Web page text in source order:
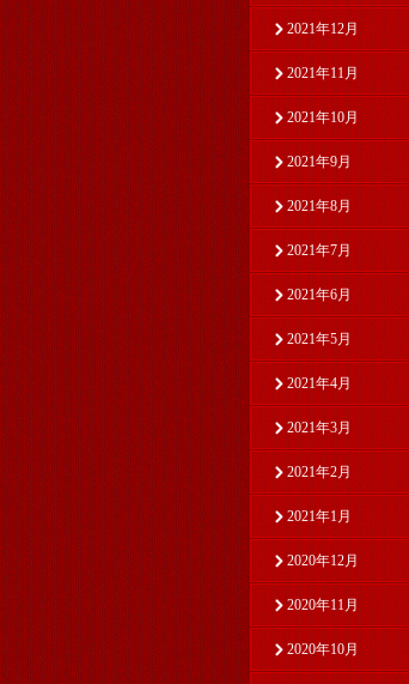
2021年12月
2021年11月
2021年10月
2021年9月
2021年8月
2021年7月
2021年6月
2021年5月
2021年4月
2021年3月
2021年2月
2021年1月
2020年12月
2020年11月
2020年10月